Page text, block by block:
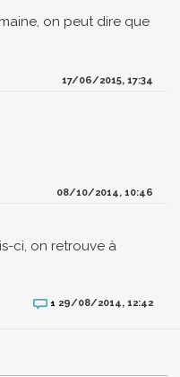
on peut dire que
17/06/2015, 17:34
08/10/2014, 10:46
ci, on retrouve à
1 29/08/2014, 12:42